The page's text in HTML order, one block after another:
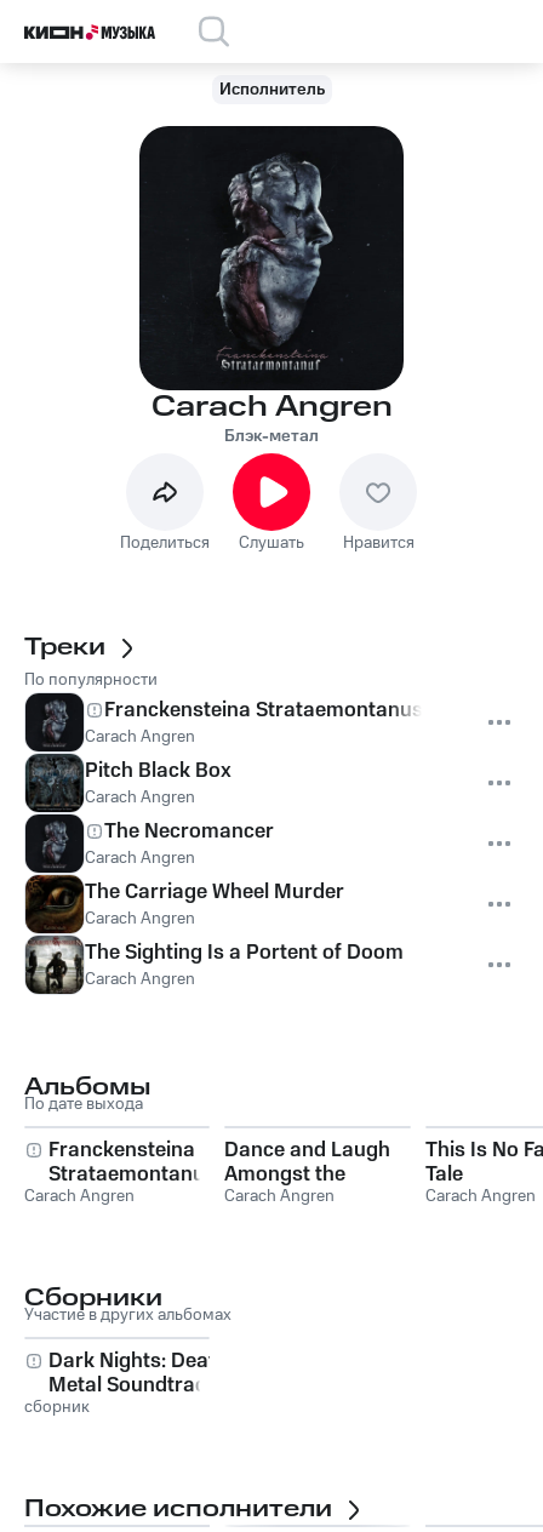
Исполнитель
Carach Angren
Блэк-метал
Поделиться Слушать Нравится
Треки
По популярности
Franckensteina Strataemontanus
Carach Angren
Pitch Black Box
Carach Angren
The Necromancer
Carach Angren
The Carriage Wheel Murder
Carach Angren
The Sighting Is a Portent of Doom
Carach Angren
Альбомы
По дате выхода
Franckensteina
Strataemontanus
Carach Angren
Dance and Laugh
Amongst the
Rotten
Carach Angren
This Is No
Tale
Carach Angren
Сборники
Участие в других альбомах
Dark Nights: Death
Metal Soundtrack
сборник
Похожие исполнители